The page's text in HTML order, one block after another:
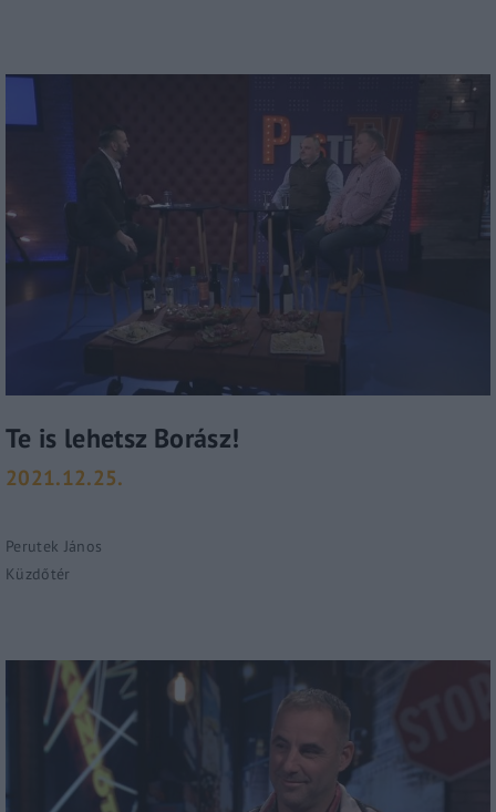
Te is lehetsz Borász!
2021.12.25.
Perutek János
Küzdőtér